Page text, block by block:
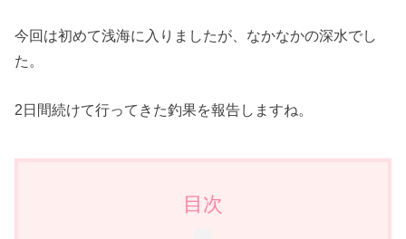
今回は初めて浅海に入りましたが、なかなかの深水でし
た。
2日間続けて行ってきた釣果を報告しますね。
目次